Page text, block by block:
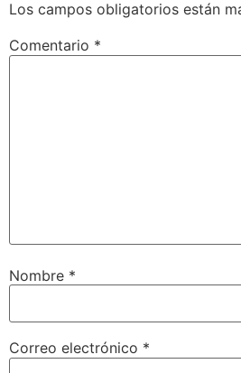
Los campos obligatorios están
Comentario *
Nombre *
Correo electrónico *